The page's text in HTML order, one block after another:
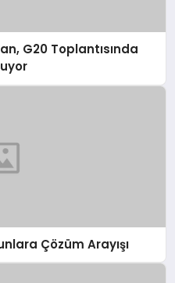
G20 Toplantısında
Çözüm Arayışı